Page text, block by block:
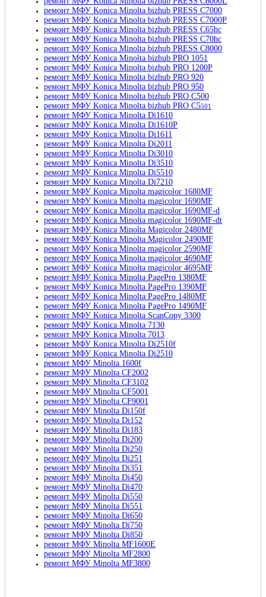
ремонт МФУ Konica Minolta bizhub PRESS C7000
ремонт МФУ Konica Minolta bizhub PRESS C7000P
ремонт МФУ Konica Minolta bizhub PRESS C65hc
ремонт МФУ Konica Minolta bizhub PRESS C70hc
ремонт МФУ Konica Minolta bizhub PRESS C8000
ремонт МФУ Konica Minolta bizhub PRO 1051
ремонт МФУ Konica Minolta bizhub PRO 1200P
ремонт МФУ Konica Minolta bizhub PRO 920
ремонт МФУ Konica Minolta bizhub PRO 950
ремонт МФУ Konica Minolta bizhub PRO C500
ремонт МФУ Konica Minolta bizhub PRO C5501
ремонт МФУ Konica Minolta Di1610
ремонт МФУ Konica Minolta Di1610P
ремонт МФУ Konica Minolta Di1611
ремонт МФУ Konica Minolta Di2011
ремонт МФУ Konica Minolta Di3010
ремонт МФУ Konica Minolta Di3510
ремонт МФУ Konica Minolta Di5510
ремонт МФУ Konica Minolta Di7210
ремонт МФУ Konica Minolta magicolor 1680MF
ремонт МФУ Konica Minolta magicolor 1690MF
ремонт МФУ Konica Minolta magicolor 1690MF-d
ремонт МФУ Konica Minolta magicolor 1690MF-dt
ремонт МФУ Konica Minolta Magicolor 2480MF
ремонт МФУ Konica Minolta Magicolor 2490MF
ремонт МФУ Konica Minolta magicolor 2590MF
ремонт МФУ Konica Minolta magicolor 4690MF
ремонт МФУ Konica Minolta magicolor 4695MF
ремонт МФУ Konica Minolta PagePro 1380MF
ремонт МФУ Konica Minolta PagePro 1390MF
ремонт МФУ Konica Minolta PagePro 1480MF
ремонт МФУ Konica Minolta PagePro 1490MF
ремонт МФУ Konica Minolta ScanCopy 3300
ремонт МФУ Konica Minolta 7130
ремонт МФУ Konica Minolta 7013
ремонт МФУ Konica Minolta Di2510f
ремонт МФУ Konica Minolta Di2510
ремонт МФУ Minolta 1600f
ремонт МФУ Minolta CF2002
ремонт МФУ Minolta CF3102
ремонт МФУ Minolta CF5001
ремонт МФУ Minolta CF9001
ремонт МФУ Minolta Di150f
ремонт МФУ Minolta Di152
ремонт МФУ Minolta Di183
ремонт МФУ Minolta Di200
ремонт МФУ Minolta Di250
ремонт МФУ Minolta Di251
ремонт МФУ Minolta Di351
ремонт МФУ Minolta Di450
ремонт МФУ Minolta Di470
ремонт МФУ Minolta Di550
ремонт МФУ Minolta Di551
ремонт МФУ Minolta Di650
ремонт МФУ Minolta Di750
ремонт МФУ Minolta Di850
ремонт МФУ Minolta MF1600E
ремонт МФУ Minolta MF2800
ремонт МФУ Minolta MF3800